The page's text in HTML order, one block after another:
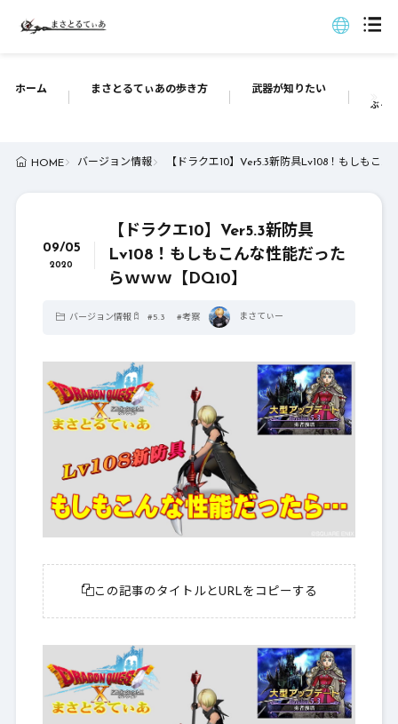
ホーム まさとるてぃあの歩き方 武器が知りたい
ぶっ
HOME バージョン情報 【ドラクエ10】Ver5.3新防具Lv108！もしもこ
09/05
2020
【ドラクエ10】Ver5.3新防具
Lv108！もしもこんな性能だった
らｗｗｗ【DQ10】
バージョン情報 #5.3 #考察 まさてぃー
この記事のタイトルとURLをコピーする